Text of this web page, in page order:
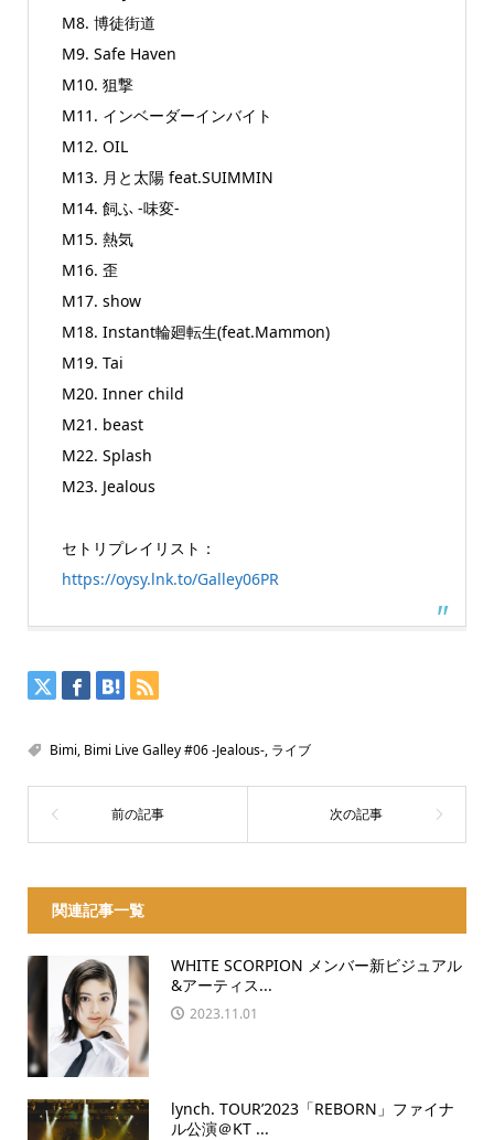
M8. 博徒街道
M9. Safe Haven
M10. 狙撃
M11. インベーダーインバイト
M12. OIL
M13. 月と太陽 feat.SUIMMIN
M14. 飼ふ -味変-
M15. 熱気
M16. 歪
M17. show
M18. Instant輪廻転生(feat.Mammon)
M19. Tai
M20. Inner child
M21. beast
M22. Splash
M23. Jealous
セトリプレイリスト：
https://oysy.lnk.to/Galley06PR
Bimi, Bimi Live Galley #06 -Jealous-, ライブ
関連記事一覧
WHITE SCORPION メンバー新ビジュアル
&アーティス...
2023.11.01
lynch. TOUR’2023「REBORN」ファイナ
ル公演＠KT ...